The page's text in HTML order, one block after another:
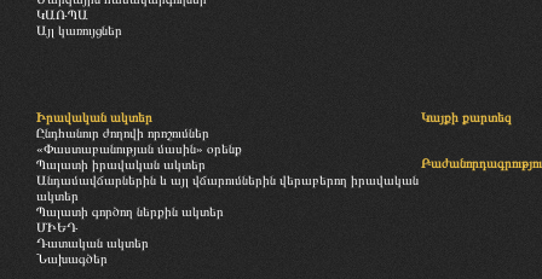
ԿԱՌՊԱ
Այլ կառույցներ
Իրավական ակտեր
Ընդհանուր ժողովի որոշումներ
«Փաստաբանության մասին» օրենք
Պալատի իրավական ակտեր
Անդամավճարներին և այլ վճարումներին վերաբերող իրավական
ակտեր
Պալատի գործող ներքին ակտեր
ՄԻԵԴ
Դատական ակտեր
Նախագծեր
Կայքի քարտեզ